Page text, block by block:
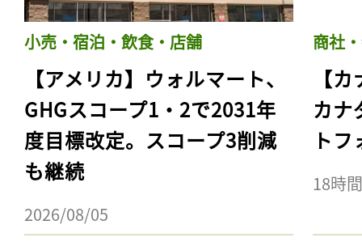
小売・宿泊・飲食・店舗
【アメリカ】ウォルマート、
GHGスコープ1・2で2031年
度目標改定。スコープ3削減
も継続
2026/08/05
商社
【
カナ
ト
18時